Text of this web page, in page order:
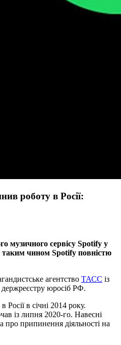
роботу в Росії:
музичного сервісу Spotify у
таким чином Spotify повністю
агентство ТАСС із
юросіб РФ.
Росії в січні 2014 року.
із липня 2020-го. Навесні
про припинення діяльності на